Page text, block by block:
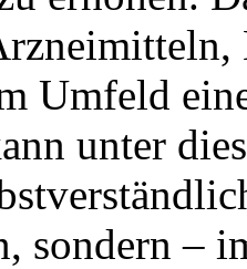
Umfeld
unter
sondern –